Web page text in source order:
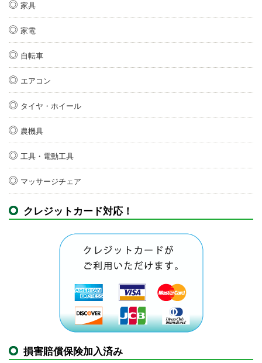
家具
家電
自転車
エアコン
タイヤ・ホイール
農機具
工具・電動工具
マッサージチェア
クレジットカード対応！
損害賠償保険加入済み